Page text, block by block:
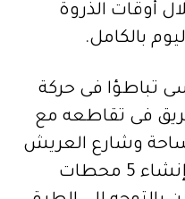
أوقات الذروة
بالكامل.
تباطؤا فى حركة
فى تقاطعه مع
وشارع العريش
ومدكور والطالبية بسبب إنشاء 5 محطات